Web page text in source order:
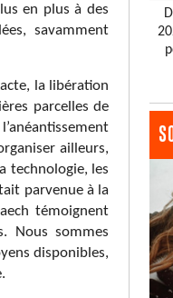
en plus à des
savamment
la libération
parcelles de
ailleurs,
technologie, les
parvenue à la
témoignent
Nous sommes
disponibles,